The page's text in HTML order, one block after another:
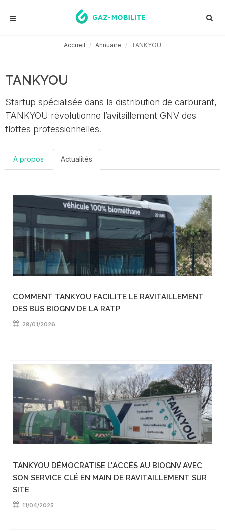
Accueil Annuaire TANKYOU
TANKYOU
Startup spécialisée dans la distribution de carburant,
TANKYOU révolutionne l’avitaillement GNV des
flottes professionnelles.
A propos Actualités
COMMENT TANKYOU FACILITE LE RAVITAILLEMENT
DES BUS BIOGNV DE LA RATP
29/01/2026
TANKYOU DÉMOCRATISE L'ACCÈS AU BIOGNV AVEC
SON SERVICE CLÉ EN MAIN DE RAVITAILLEMENT SUR
SITE
11/04/2025